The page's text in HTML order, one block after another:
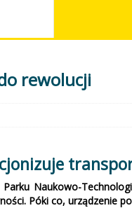
rewolucji
Naukowo-
Póki co, urządzenie